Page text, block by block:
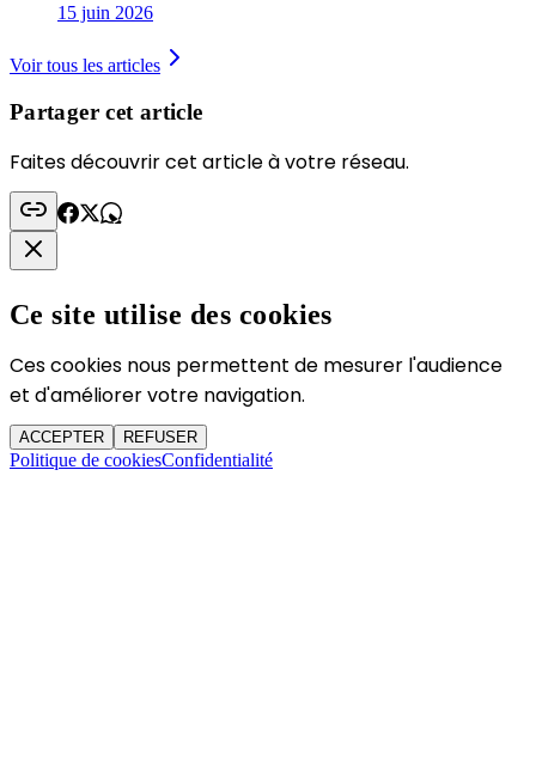
15 juin 2026
Voir tous les articles
Partager cet article
Faites découvrir cet article à votre réseau.
Ce site utilise des cookies
Ces cookies nous permettent de mesurer l'audience
et d'améliorer votre navigation.
ACCEPTER REFUSER
Politique de cookiesConfidentialité